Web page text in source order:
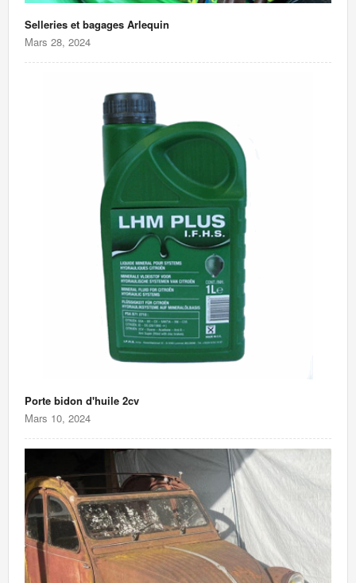
Selleries et bagages Arlequin
Mars 28, 2024
Porte bidon d'huile 2cv
Mars 10, 2024